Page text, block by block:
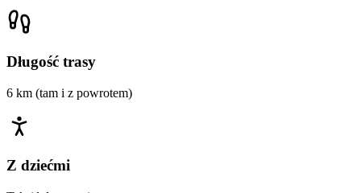
Długość trasy
6 km (tam i z powrotem)
Z dziećmi